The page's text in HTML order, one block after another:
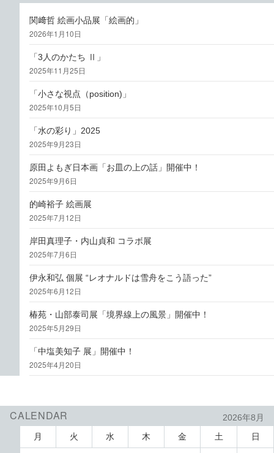
ビ
関﨑哲 絵画小品展「絵画的」
2026年1月10日
「3人のかたち Ⅱ」
2025年11月25日
「小さな視点（position)」
2025年10月5日
「水の彩り」2025
2025年9月23日
原田よもぎ日本画「お皿の上の話」開催中！
2025年9月6日
的崎裕子 絵画展
2025年7月12日
岸田真理子・内山貞和 コラボ展
2025年7月6日
伊永和弘 個展 “レオナルドは雪舟をこう語った”
2025年6月12日
椿苑・山部泰司展「境界線上の風景」開催中！
2025年5月29日
「中塩美知子 展」開催中！
2025年4月20日
CALENDAR 2026年8月
月 火 水 木 金 土 日